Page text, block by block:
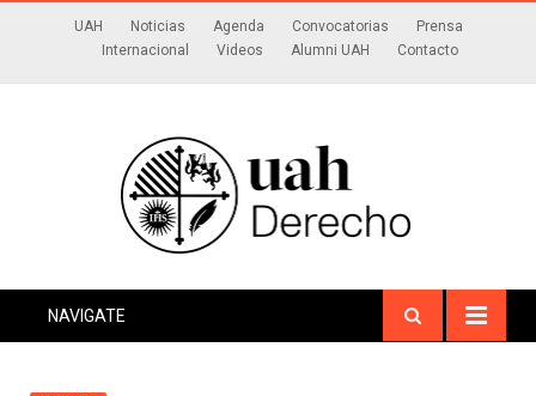
UAH Noticias Agenda Convocatorias
Prensa
Internacional
Videos Alumni UAH Contacto
NAVIGATE